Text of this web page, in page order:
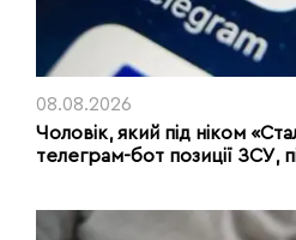
08.08.2026
Чоловік, який під ніком
телеграм-бот позиції ЗСУ,